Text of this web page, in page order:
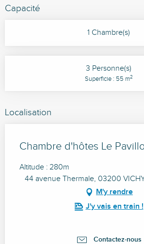
Capacité
1 Chambre(s)
3 Personne(s)
Superficie : 55 m2
Localisation
Chambre d'hôtes Le
Altitude : 280m
44 avenue Thermale, 03200
M'y rendre
J'y vais en train !
Contactez-nous